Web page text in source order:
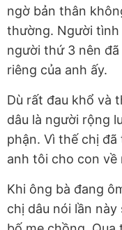
ngờ bản thân
thường. Người tình
người thứ 3 nên
riêng của anh ấy.
Dù rất đau khổ và
dâu là người rộng
phận. Vì thế chị
anh tôi cho con về
Khi ông bà đang
chị dâu nói lần này